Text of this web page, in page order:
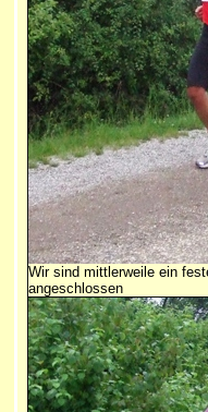
Wir sind mittlerweile ein
angeschlossen